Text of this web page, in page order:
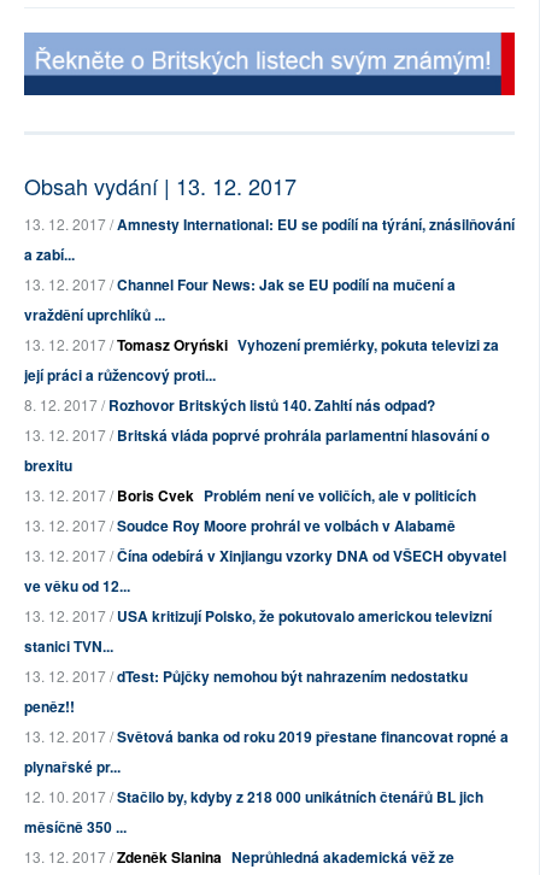
Obsah vydání | 13. 12. 2017
13. 12. 2017 /Amnesty International: EU se podílí na týrání, znásilňování
a zabí...
13. 12. 2017 /Channel Four News: Jak se EU podílí na mučení a
vraždění uprchlíků ...
13. 12. 2017 /Tomasz Oryński Vyhození premiérky, pokuta televizi za
její práci a růžencový proti...
8. 12. 2017 /Rozhovor Britských listů 140. Zahltí nás odpad?
13. 12. 2017 /Britská vláda poprvé prohrála parlamentní hlasování o
brexitu
13. 12. 2017 /Boris Cvek Problém není ve voličích, ale v politicích
13. 12. 2017 /Soudce Roy Moore prohrál ve volbách v Alabamě
13. 12. 2017 /Čína odebírá v Xinjiangu vzorky DNA od VŠECH obyvatel
ve věku od 12...
13. 12. 2017 /USA kritizují Polsko, že pokutovalo americkou televizní
stanici TVN...
13. 12. 2017 /dTest: Půjčky nemohou být nahrazením nedostatku
peněz!!
13. 12. 2017 /Světová banka od roku 2019 přestane financovat ropné a
plynařské pr...
12. 10. 2017 /Stačilo by, kdyby z 218 000 unikátních čtenářů BL jich
měsíčně 350 ...
13. 12. 2017 /Zdeněk Slanina Neprůhledná akademická věž ze